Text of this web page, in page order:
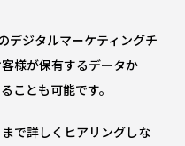
デジタルマーケティングチ
様が保有するデータか
ことも可能です。
で詳しくヒアリングしな